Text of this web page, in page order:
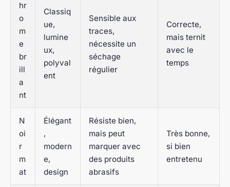
hr
o
m
e
br
ill
a
nt
Classiq
ue,
lumine
ux,
polyval
ent
Sensible aux
traces,
nécessite un
séchage
régulier
Correcte,
mais ternit
avec le
temps
N
oi
r
m
at
Élégant
,
modern
e,
design
Résiste bien,
mais peut
marquer avec
des produits
abrasifs
Très bonne,
si bien
entretenu